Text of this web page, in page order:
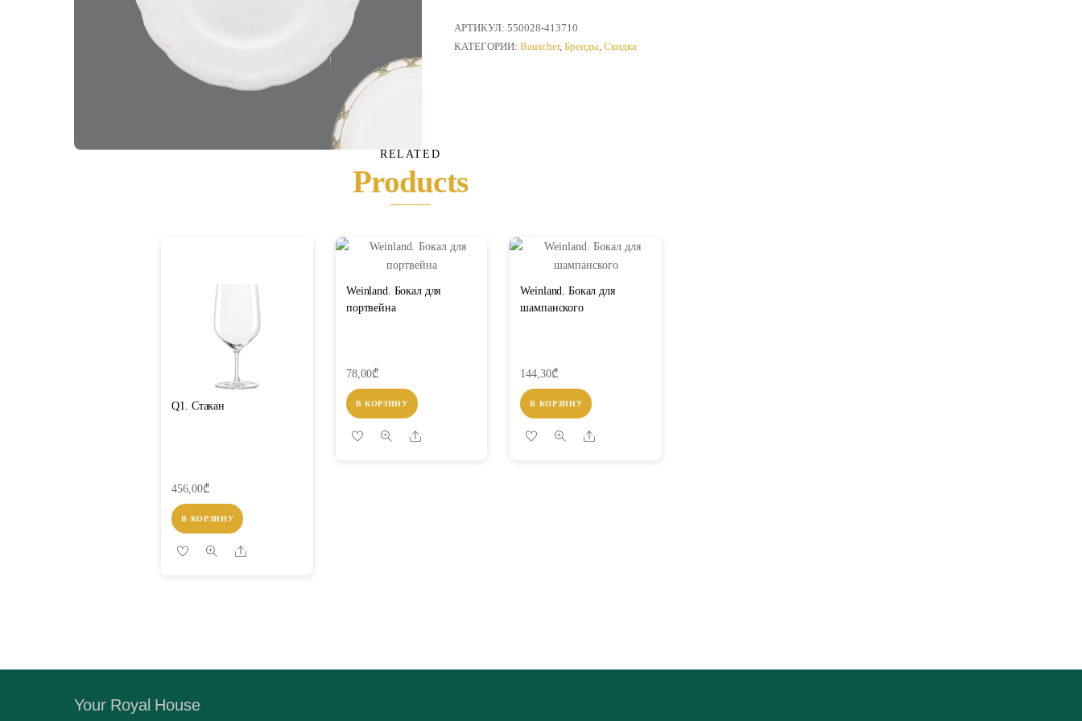
.
Круглая
АРТИКУЛ: 550028-413710
КАТЕГОРИИ: Bauscher, Бренды, Скидка
RELATED
Products
Q1. Стакан
456,00₾
В КОРЗИНУ
Share
Weinland. Бокал для
портвейна
78,00₾
В КОРЗИНУ
Share
Weinland. Бокал для
шампанского
144,30₾
В КОРЗИНУ
Share
Your Royal House